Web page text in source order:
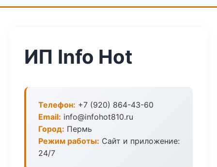
ИП Info Hot
Телефон: +7 (920) 864-43-60
Email: info@infohot810.ru
Город: Пермь
Режим работы: Сайт и приложение:
24/7